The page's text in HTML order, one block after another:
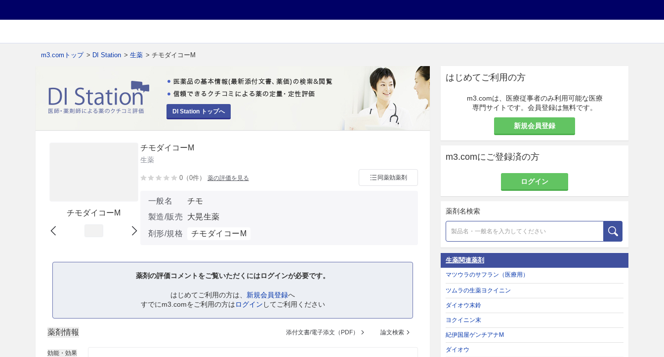
m3.comトップ > DI Station > 生薬 > チモダイコーM
DI Station トップへ
チモダイコーM
チモダイコーM
生薬
0（0件） 薬の評価を見る 同薬効薬剤
一般名
チモ
製造/販売
大晃生薬
剤形/規格
チモダイコーM
薬剤の評価コメントをご覧いただくにはログインが必要です。
はじめてご利用の方は、 新規会員登録へ
すでにm3.comをご利用の方はログイン してご利用ください
薬剤情報 添付文書/電子添文（PDF） 論文検索
効能・効果
はじめてご利用の方
m3.comは、医療従事者のみ利用可能な医療
専門サイトです。会員登録は無料です。
新規会員登録
m3.comにご登録済の方
ログイン
薬剤名検索
生薬関連薬剤
マツウラのサフラン（医療用）
ツムラの生薬ヨクイニン
ダイオウ末鈴
ヨクイニン末
紀伊国屋ゲンチアナM
ダイオウ